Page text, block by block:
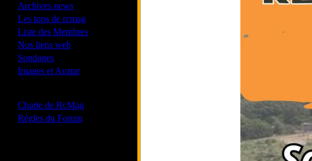
Archives news
Les tops de rcmag
Liste des Membres
Nos liens web
Sondages
Images et Avatar
Charte de RcMag
Règles du Forum